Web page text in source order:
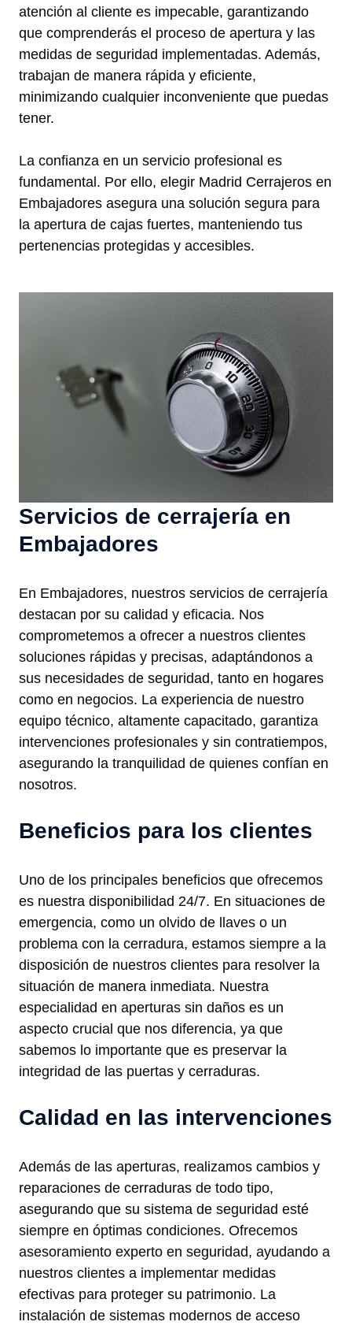
atención al cliente es impecable, garantizando
que comprenderás el proceso de apertura y las
medidas de seguridad implementadas. Además,
trabajan de manera rápida y eficiente,
minimizando cualquier inconveniente que puedas
tener.
La confianza en un servicio profesional es
fundamental. Por ello, elegir Madrid Cerrajeros en
Embajadores asegura una solución segura para
la apertura de cajas fuertes, manteniendo tus
pertenencias protegidas y accesibles.
Servicios de cerrajería en
Embajadores
En Embajadores, nuestros servicios de cerrajería
destacan por su calidad y eficacia. Nos
comprometemos a ofrecer a nuestros clientes
soluciones rápidas y precisas, adaptándonos a
sus necesidades de seguridad, tanto en hogares
como en negocios. La experiencia de nuestro
equipo técnico, altamente capacitado, garantiza
intervenciones profesionales y sin contratiempos,
asegurando la tranquilidad de quienes confían en
nosotros.
Beneficios para los clientes
Uno de los principales beneficios que ofrecemos
es nuestra disponibilidad 24/7. En situaciones de
emergencia, como un olvido de llaves o un
problema con la cerradura, estamos siempre a la
disposición de nuestros clientes para resolver la
situación de manera inmediata. Nuestra
especialidad en aperturas sin daños es un
aspecto crucial que nos diferencia, ya que
sabemos lo importante que es preservar la
integridad de las puertas y cerraduras.
Calidad en las intervenciones
Además de las aperturas, realizamos cambios y
reparaciones de cerraduras de todo tipo,
asegurando que su sistema de seguridad esté
siempre en óptimas condiciones. Ofrecemos
asesoramiento experto en seguridad, ayudando a
nuestros clientes a implementar medidas
efectivas para proteger su patrimonio. La
instalación de sistemas modernos de acceso